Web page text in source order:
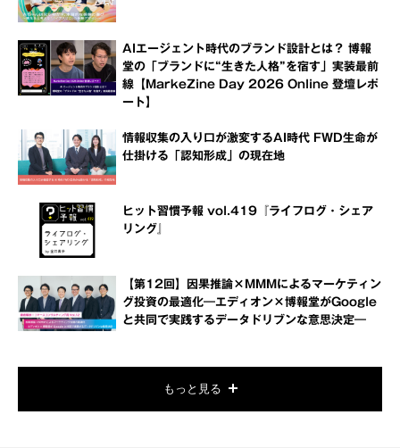
AIエージェント時代のブランド設計とは？ 博報
堂の「ブランドに“生きた人格”を宿す」実装最前
線【MarkeZine Day 2026 Online 登壇レポ
ート】
情報収集の入り口が激変するAI時代 FWD生命が
仕掛ける「認知形成」の現在地
ヒット習慣予報 vol.419『ライフログ・シェア
リング』
【第12回】因果推論×MMMによるマーケティン
グ投資の最適化―エディオン×博報堂がGoogle
と共同で実践するデータドリブンな意思決定―
もっと見る